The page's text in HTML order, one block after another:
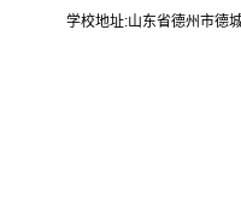
学校地址:山东省德州市德